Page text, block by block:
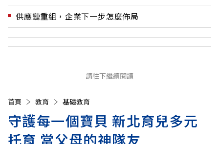
供應鏈重組，企業下一步怎麼佈局
請往下繼續閱讀
首頁 教育 基礎教育
守護每一個寶貝 新北育兒多元
托育 當父母的神隊友